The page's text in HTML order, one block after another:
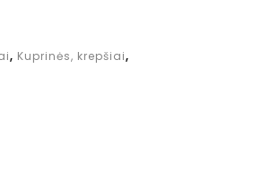
, Kuprinės, krepšiai,